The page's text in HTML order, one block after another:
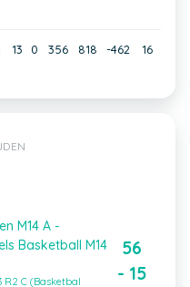
13 0 356 818 -462 16
M14 A -
Basketball M14
R2 C (Basketbal
56
- 15